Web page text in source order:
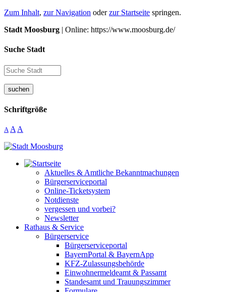
Zum Inhalt, zur Navigation oderzur Startseite springen.
Stadt Moosburg | Online: https://www.moosburg.de/
Suche Stadt
suchen
Schriftgröße
A A A
Aktuelles & Amtliche Bekanntmachungen
Bürgerserviceportal
Online-Ticketsystem
Notdienste
vergessen und vorbei?
Newsletter
Rathaus & Service
Bürgerservice
Bürgerserviceportal
BayernPortal & BayernApp
KFZ-Zulassungsbehörde
Einwohnermeldeamt & Passamt
Standesamt und Trauungszimmer